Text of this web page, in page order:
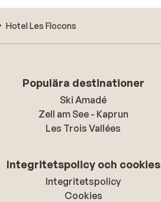
Hotel Les Flocons
Populära destinationer
Ski Amadé
Zell am See - Kaprun
Les Trois Vallées
Integritetspolicy och cookies
Integritetspolicy
Cookies